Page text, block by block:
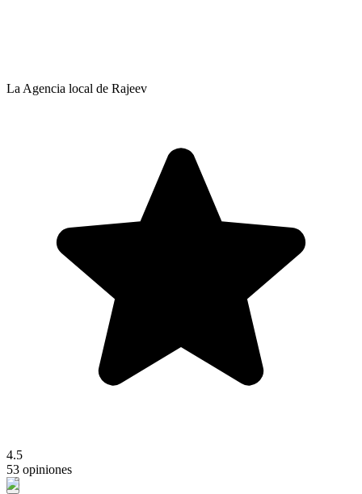
La Agencia local de Rajeev
4.5
53 opiniones